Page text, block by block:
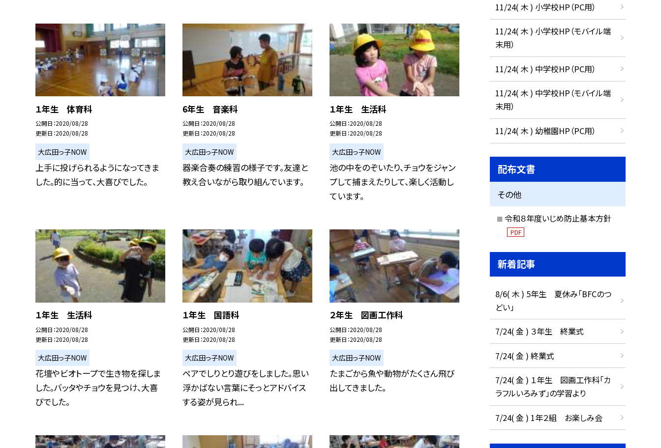
１年生 体育科
公開日 2020/08/28
更新日 2020/08/28
大広田っ子NOW
上手に投げられるようになってきま
した。的に当って、大喜びでした。
6年生 音楽科
公開日 2020/08/28
更新日 2020/08/28
大広田っ子NOW
器楽合奏の練習の様子です。友達と
教え合いながら取り組んでいます。
１年生 生活科
公開日 2020/08/28
更新日 2020/08/28
大広田っ子NOW
池の中をのぞいたり、チョウをジャン
プして捕まえたりして、楽しく活動し
ています。
１年生 生活科
公開日 2020/08/28
更新日 2020/08/28
大広田っ子NOW
花壇やビオトープで生き物を探しま
した。バッタやチョウを見つけ、大喜
びでした。
１年生 国語科
公開日 2020/08/28
更新日 2020/08/28
大広田っ子NOW
ペアでしりとり遊びをしました。思い
浮かばない言葉にそっとアドバイス
する姿が見られ...
２年生 図画工作科
公開日 2020/08/28
更新日 2020/08/28
大広田っ子NOW
たまごから魚や動物がたくさん飛び
出してきました。
11/24( 木 ) 小学校HP（PC用）
11/24( 木 ) 小学校HP（モバイル端
末用）
11/24( 木 ) 中学校HP（PC用）
11/24( 木 ) 中学校HP（モバイル端
末用）
11/24( 木 ) 幼稚園HP（PC用）
配布文書
その他
令和８年度いじめ防止基本方針
PDF
新着記事
8/6( 木 ) 5年生 夏休み「BFCのつ
どい」
7/24( 金 ) ３年生 終業式
7/24( 金 ) 終業式
7/24( 金 ) １年生 図画工作科「カ
ラフルいろみず」の学習より
7/24( 金 ) 1年２組 お楽しみ会